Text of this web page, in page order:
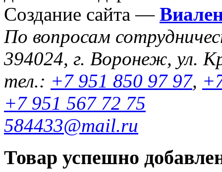
Создание сайта —
По вопросам
394024, г. Воронеж, ул.
тел.: +7 951 850 97 97,
+7 951 567 72 75
584433@mail.ru
Товар успешно